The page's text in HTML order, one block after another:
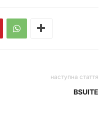
наступна стаття
BSUITE